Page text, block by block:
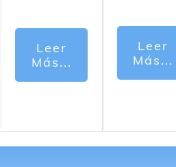
Leer
Más...
Leer
Más...